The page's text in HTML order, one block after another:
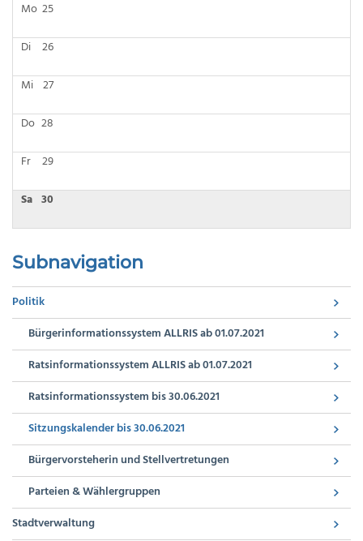
Mo 25
Di 26
Mi 27
Do 28
Fr 29
Sa 30
Subnavigation
Politik
Bürgerinformationssystem ALLRIS ab 01.07.2021
Ratsinformationssystem ALLRIS ab 01.07.2021
Ratsinformationssystem bis 30.06.2021
Sitzungskalender bis 30.06.2021
Bürgervorsteherin und Stellvertretungen
Parteien & Wählergruppen
Stadtverwaltung